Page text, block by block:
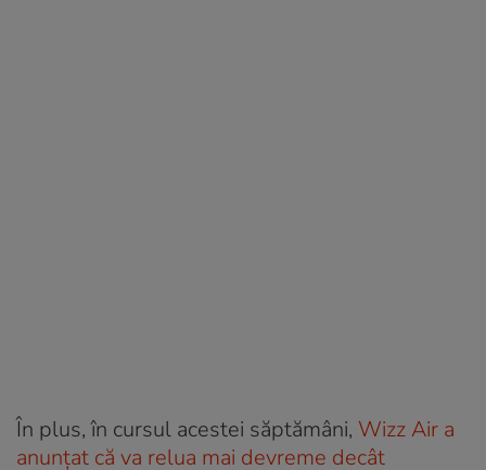
În plus, în cursul acestei săptămâni, Wizz Air a
anunțat că va relua mai devreme decât